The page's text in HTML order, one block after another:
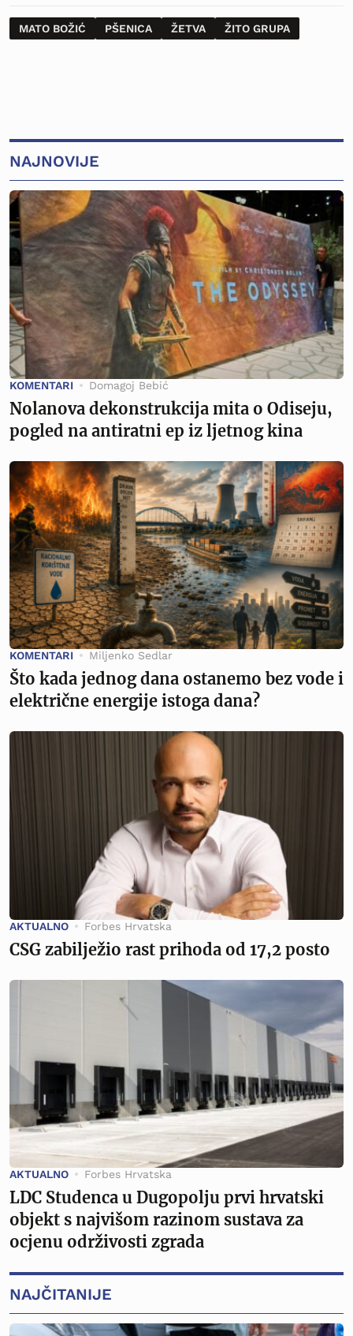
MATO BOŽIĆ PŠENICA ŽETVA ŽITO GRUPA
NAJNOVIJE
KOMENTARI Domagoj Bebić
Nolanova dekonstrukcija mita o Odiseju,
pogled na antiratni ep iz ljetnog kina
KOMENTARI Miljenko Sedlar
Što kada jednog dana ostanemo bez vode i
električne energije istoga dana?
AKTUALNO Forbes Hrvatska
CSG zabilježio rast prihoda od 17,2 posto
AKTUALNO Forbes Hrvatska
LDC Studenca u Dugopolju prvi hrvatski
objekt s najvišom razinom sustava za
ocjenu održivosti zgrada
NAJČITANIJE